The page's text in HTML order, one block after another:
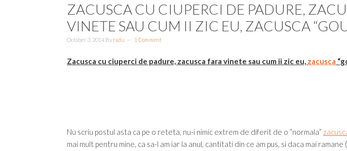
ZACUSCA CU CIUPERCI DE PADURE,
VINETE SAU CUM II ZIC EU, ZACUSCA
October 3, 2014 By radu 1 Comment
Zacusca cu ciuperci de padure, zacusca fara vinete sau cum ii zic eu, zacusca
Nu scriu postul asta ca pe o reteta, nu-i nimic extrem de diferit de o “normala”
mai mult pentru mine, ca sa-l am iar la anul, cantitati din ce am pus, si daca mai ramane